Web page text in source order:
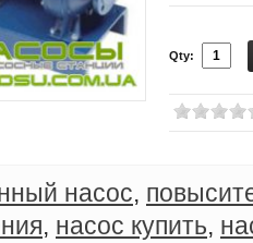
Qty:
насос,
, насос купить,